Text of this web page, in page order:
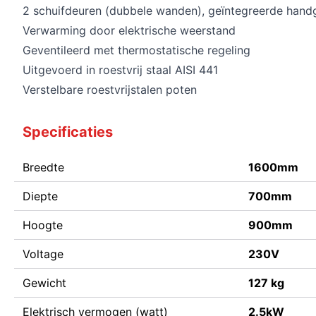
2 schuifdeuren (dubbele wanden), geïntegreerde
Verwarming door elektrische weerstand
Geventileerd met thermostatische regeling
Uitgevoerd in roestvrij staal AISI 441
Verstelbare roestvrijstalen poten
Specificaties
Breedte 1600mm
Diepte 700mm
Hoogte 900mm
Voltage 230V
Gewicht 127 kg
Elektrisch vermogen (watt) 2.5kW